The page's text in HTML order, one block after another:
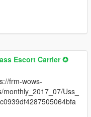
Escort Carrier ✪
frm-wows-
Uss_